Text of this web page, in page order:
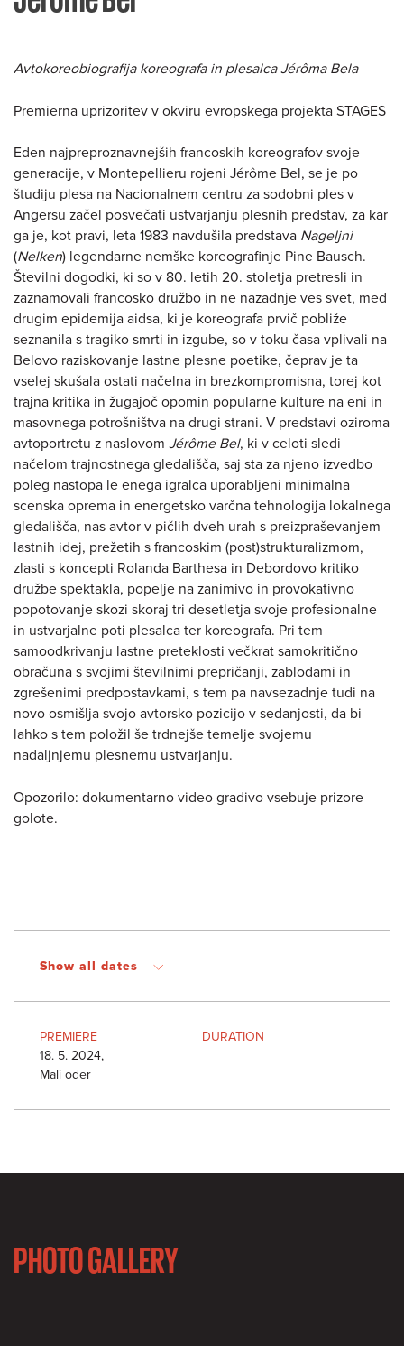
Avtokoreobiografija koreografa in plesalca Jérôma Bela
Premierna uprizoritev v okviru evropskega projekta STAGES
Eden najpreproznavnejših francoskih koreografov svoje
generacije, v Montepellieru rojeni Jérôme Bel, se je po
študiju plesa na Nacionalnem centru za sodobni ples v
Angersu začel posvečati ustvarjanju plesnih predstav, za kar
ga je, kot pravi, leta 1983 navdušila predstava Nageljni
(Nelken) legendarne nemške koreografinje Pine Bausch.
Številni dogodki, ki so v 80. letih 20. stoletja pretresli in
zaznamovali francosko družbo in ne nazadnje ves svet, med
drugim epidemija aidsa, ki je koreografa prvič pobliže
seznanila s tragiko smrti in izgube, so v toku časa vplivali na
Belovo raziskovanje lastne plesne poetike, čeprav je ta
vselej skušala ostati načelna in brezkompromisna, torej kot
trajna kritika in žugajoč opomin popularne kulture na eni in
masovnega potrošništva na drugi strani. V predstavi oziroma
avtoportretu z naslovom Jérôme Bel, ki v celoti sledi
načelom trajnostnega gledališča, saj sta za njeno izvedbo
poleg nastopa le enega igralca uporabljeni minimalna
scenska oprema in energetsko varčna tehnologija lokalnega
gledališča, nas avtor v pičlih dveh urah s preizpraševanjem
lastnih idej, prežetih s francoskim (post)strukturalizmom,
zlasti s koncepti Rolanda Barthesa in Debordovo kritiko
družbe spektakla, popelje na zanimivo in provokativno
popotovanje skozi skoraj tri desetletja svoje profesionalne
in ustvarjalne poti plesalca ter koreografa. Pri tem
samoodkrivanju lastne preteklosti večkrat samokritično
obračuna s svojimi številnimi prepričanji, zablodami in
zgrešenimi predpostavkami, s tem pa navsezadnje tudi na
novo osmišlja svojo avtorsko pozicijo v sedanjosti, da bi
lahko s tem položil še trdnejše temelje svojemu
nadaljnjemu plesnemu ustvarjanju.
Opozorilo: dokumentarno video gradivo vsebuje prizore
golote.
Show all dates
PREMIERE
18. 5. 2024,
Mali oder
DURATION
PHOTO GALLERY